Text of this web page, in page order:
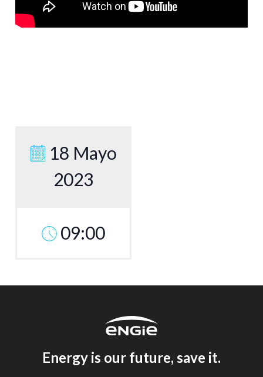
18 Mayo
2023
09:00
Energy is our future, save it.